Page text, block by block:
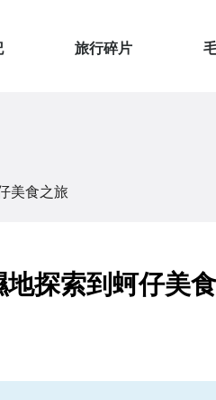
旅行碎片
美食之旅
探索到蚵仔美